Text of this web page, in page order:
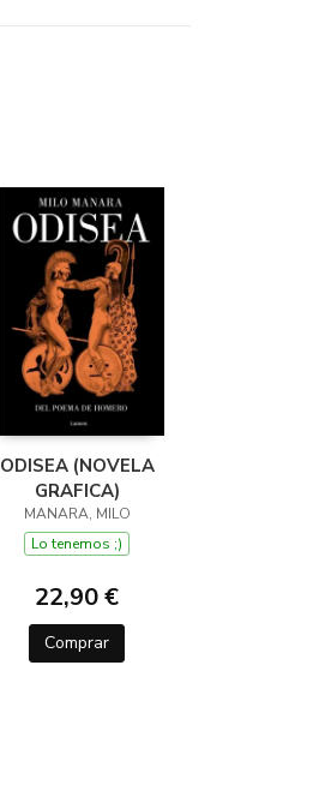
ODISEA (NOVELA
GRAFICA)
MANARA, MILO
Lo tenemos ;)
22,90 €
Comprar